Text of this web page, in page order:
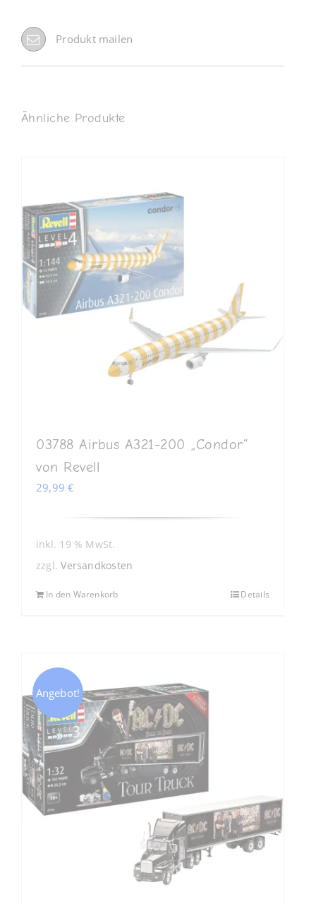
Produkt mailen
Ähnliche Produkte
03788 Airbus A321-200 „Condor“
von Revell
29,99€
inkl. 19 % MwSt.
zzgl.Versandkosten
In den Warenkorb Details
Angebot!